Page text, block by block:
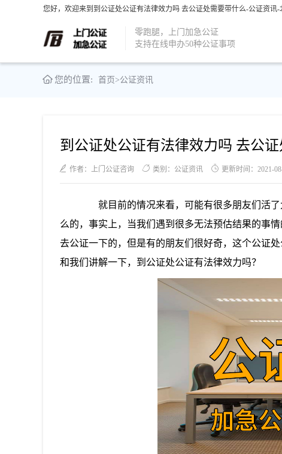
您好，欢迎来到到公证处公证有法律效力吗 去公证处需要带什么-公证资讯
零跑腿，上门加急公证
支持在线申办50种公证事项
您的位置: 首页>公证资讯
到公证处公证有法律效力吗 去公
作者：上门公证咨询 类别：公证资讯 更新时间：2021-
就目前的情况来看，可能有很多朋友们活了
么的，事实上，当我们遇到很多无法预估结果的事
去公证一下的，但是有的朋友们很好奇，这个公证
和我们讲解一下，到公证处公证有法律效力吗？